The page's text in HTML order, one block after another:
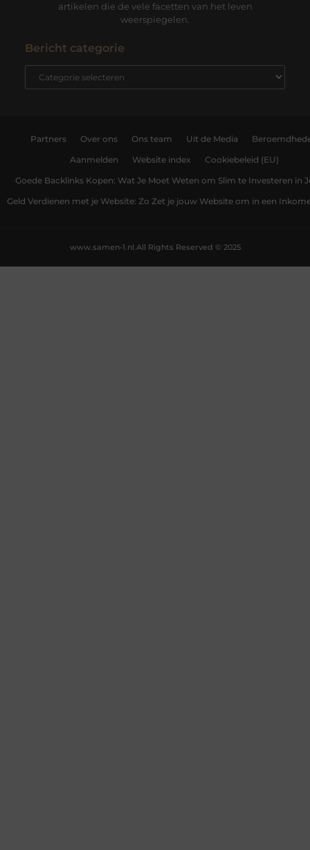
artikelen die de vele facetten van het leven
weerspiegelen.
Bericht categorie
Partners Over ons Ons team Uit de Media
Aanmelden Website index Cookiebeleid (EU)
Goede Backlinks Kopen: Wat Je Moet Weten om Slim te Investeren in
Geld Verdienen met je Website: Zo Zet je jouw Website om in een
All Rights Reserved © 2025
www.samen-1.nl.